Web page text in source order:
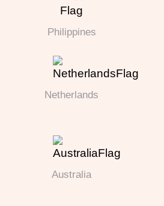
Philippines
Netherlands
Australia